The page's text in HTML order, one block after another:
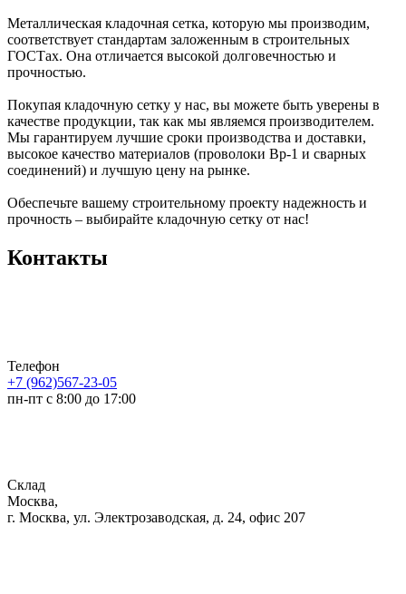
Металлическая кладочная сетка, которую мы производим,
соответствует стандартам заложенным в строительных
ГОСТах. Она отличается высокой долговечностью и
прочностью.
Покупая кладочную сетку у нас, вы можете быть уверены в
качестве продукции, так как мы являемся производителем.
Мы гарантируем лучшие сроки производства и доставки,
высокое качество материалов (проволоки Вр-1 и сварных
соединений) и лучшую цену на рынке.
Обеспечьте вашему строительному проекту надежность и
прочность – выбирайте кладочную сетку от нас!
Контакты
Телефон
+7 (962)567-23-05
пн-пт с 8:00 до 17:00
Склад
Москва,
г. Москва, ул. Электрозаводская, д. 24, офис 207